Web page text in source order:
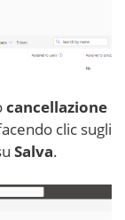
cancellazione
clic sugli
Salva.